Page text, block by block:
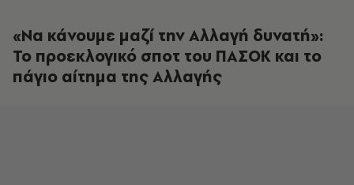
«Να κάνουμε μαζί την Αλλαγή δυνατή»:
Το προεκλογικό σποτ του ΠΑΣΟΚ και το
πάγιο αίτημα της Αλλαγής